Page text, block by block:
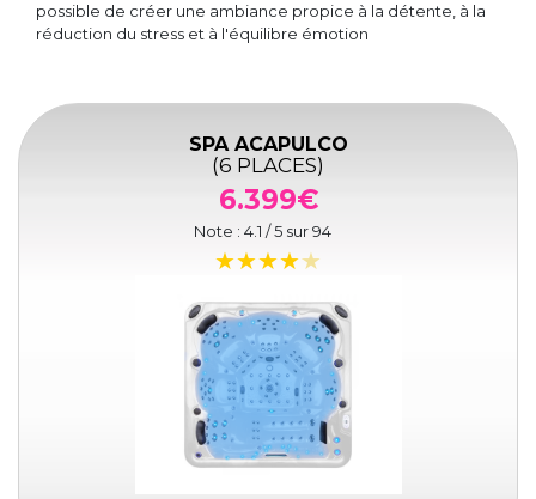
possible de créer une ambiance propice à la détente, à la
réduction du stress et à l'équilibre émotion
SPA ACAPULCO
(6 PLACES)
6.399€
Note : 4.1 / 5 sur94